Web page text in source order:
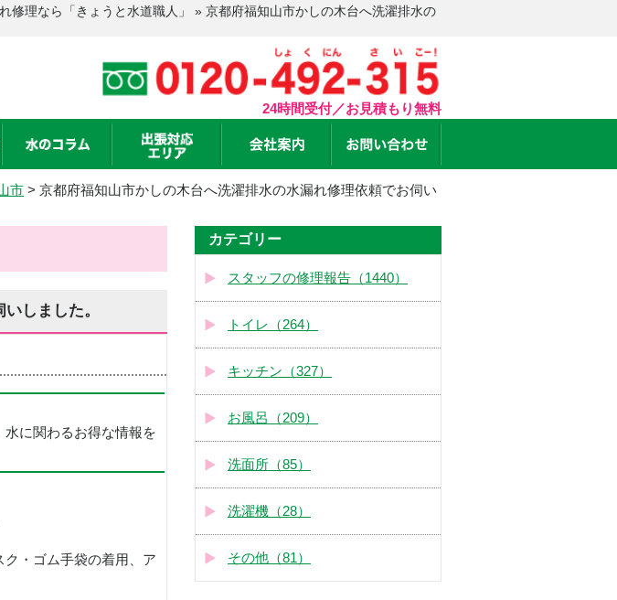
修理なら「きょうと水道職人」 » 京都府福知山市かしの木台へ洗濯排水の
24時間受付／お見積もり無料
市 > 京都府福知山市かしの木台へ洗濯排水の水漏れ修理依頼でお伺い
しました。
に関わるお得な情報を
・ゴム手袋の着用、ア
カテゴリー
スタッフの修理報告（1440）
トイレ（264）
キッチン（327）
お風呂（209）
洗面所（85）
洗濯機（28）
その他（81）